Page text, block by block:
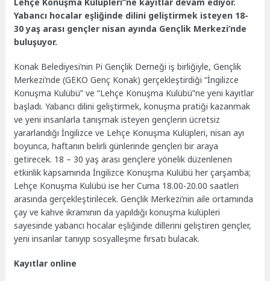
Yabancı hocalar eşliğinde dilini geliştirmek isteyen 18-
30 yaş arası gençler nisan ayında Gençlik Merkezi’nde
buluşuyor.
Konak Belediyesi’nin Pi Gençlik Derneği iş birliğiyle, Gençlik
Merkezi’nde (GEKO Genç Konak) gerçekleştirdiği “İngilizce
Konuşma Kulübü” ve “Lehçe Konuşma Kulübü”ne yeni kayıtlar
başladı. Yabancı dilini geliştirmek, konuşma pratiği kazanmak
ve yeni insanlarla tanışmak isteyen gençlerin ücretsiz
yararlandığı İngilizce ve Lehçe Konuşma Kulüpleri, nisan ayı
boyunca, haftanın belirli günlerinde gençleri bir araya
getirecek. 18 – 30 yaş arası gençlere yönelik düzenlenen
etkinlik kapsamında İngilizce Konuşma Kulübü her çarşamba;
Lehçe Konuşma Kulübü ise her Cuma 18.00-20.00 saatleri
arasında gerçekleştirilecek. Gençlik Merkezi’nin aile ortamında
çay ve kahve ikramının da yapıldığı konuşma kulüpleri
sayesinde yabancı hocalar eşliğinde dillerini geliştiren gençler,
yeni insanlar tanıyıp sosyalleşme fırsatı bulacak.
Kayıtlar online